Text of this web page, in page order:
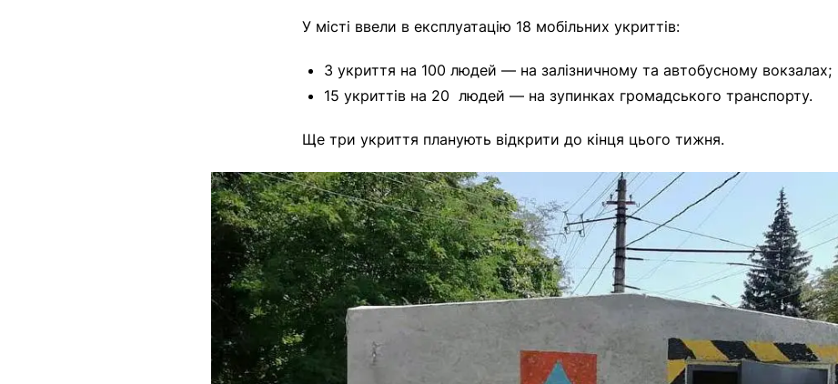
У місті ввели в експлуатацію 18 мобільних укриттів:
3 укриття на 100 людей — на залізничному та автобусному вокзалах;
15 укриттів на 20 людей — на зупинках громадського транспорту.
Ще три укриття планують відкрити до кінця цього тижня.